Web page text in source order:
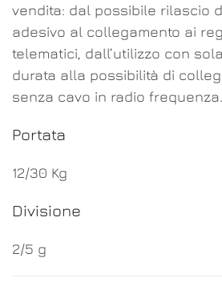
vendita: dal possibile rilascio
adesivo al collegamento ai
telematici, dall’utilizzo con
durata alla possibilità di
senza cavo in radio frequenza.
Portata
12/30 Kg
Divisione
2/5 g